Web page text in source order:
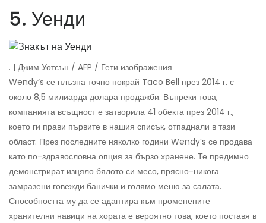
5. Уенди
. | Джим Уотсън / AFP / Гети изображения
Wendy’s се плъзна точно покрай Taco Bell през 2014 г. с
около 8,5 милиарда долара продажби. Въпреки това,
компанията всъщност е затворила 41 обекта през 2014 г.,
което ги прави първите в нашия списък, отпаднали в тази
област. През последните няколко години Wendy’s се продава
като по-здравословна опция за бързо хранене. Те предимно
демонстрират изцяло бялото си месо, прясно-никога
замразени говежди банички и голямо меню за салата.
Способността му да се адаптира към променените
хранителни навици на хората е вероятно това, което поставя в